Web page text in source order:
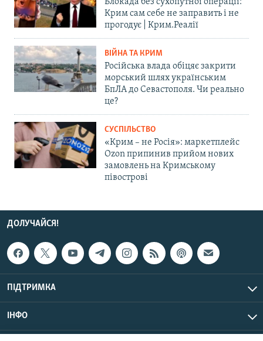
Крим сам себе не заправить і не
прогодує | Крим.Реалії
ВІЙНА ТА КРИМ
Російська влада обіцяє закрити
морський шлях українським
БпЛА до Севастополя. Чи реально
це?
СУСПІЛЬСТВО
«Крим – не Росія»: маркетплейс
Ozon припинив прийом нових
замовлень на Кримському
півострові
ДОЛУЧАЙСЯ!
ПІДТРИМКА
ІНФО